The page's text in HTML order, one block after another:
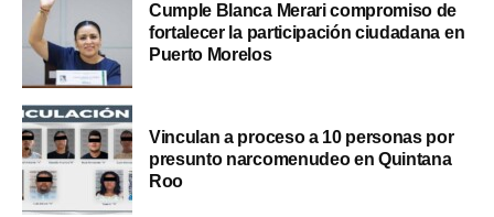
Cumple Blanca Merari compromiso de
fortalecer la participación ciudadana en
Puerto Morelos
Vinculan a proceso a 10 personas por
presunto narcomenudeo en Quintana
Roo